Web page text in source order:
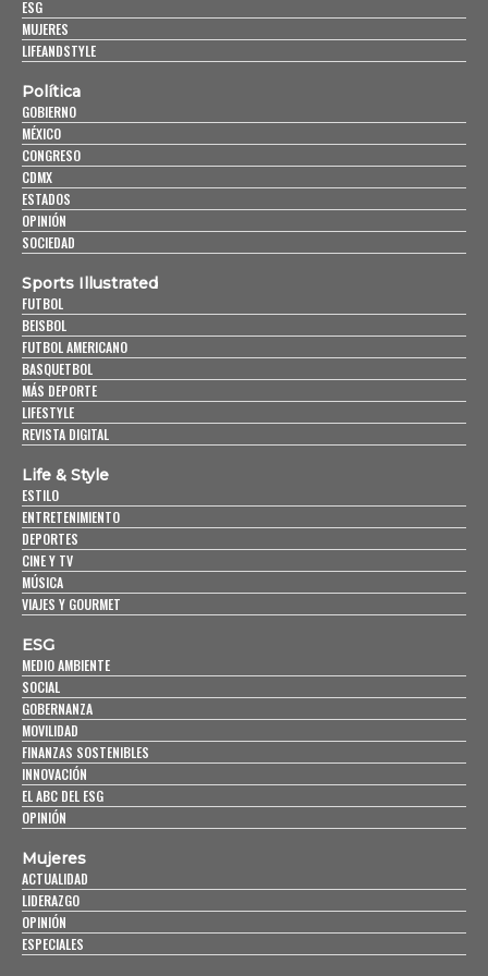
ESG
MUJERES
LIFEANDSTYLE
Política
GOBIERNO
MÉXICO
CONGRESO
CDMX
ESTADOS
OPINIÓN
SOCIEDAD
Sports Illustrated
FUTBOL
BEISBOL
FUTBOL AMERICANO
BASQUETBOL
MÁS DEPORTE
LIFESTYLE
REVISTA DIGITAL
Life & Style
ESTILO
ENTRETENIMIENTO
DEPORTES
CINE Y TV
MÚSICA
VIAJES Y GOURMET
ESG
MEDIO AMBIENTE
SOCIAL
GOBERNANZA
MOVILIDAD
FINANZAS SOSTENIBLES
INNOVACIÓN
EL ABC DEL ESG
OPINIÓN
Mujeres
ACTUALIDAD
LIDERAZGO
OPINIÓN
ESPECIALES